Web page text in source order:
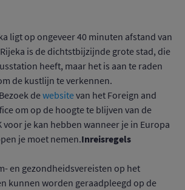
ligt op ongeveer 40 minuten afstand van
is de dichtstbijzijnde grote stad, die
heeft, maar het is aan te raden
de kustlijn te verkennen.
Bezoek dewebsitevan het Foreign and
om op de hoogte te blijven van de
voor je kan hebben wanneer je in Europa
je moet nemen.Inreisregels
en gezondheidsvereisten op het
kunnen worden geraadpleegd op de